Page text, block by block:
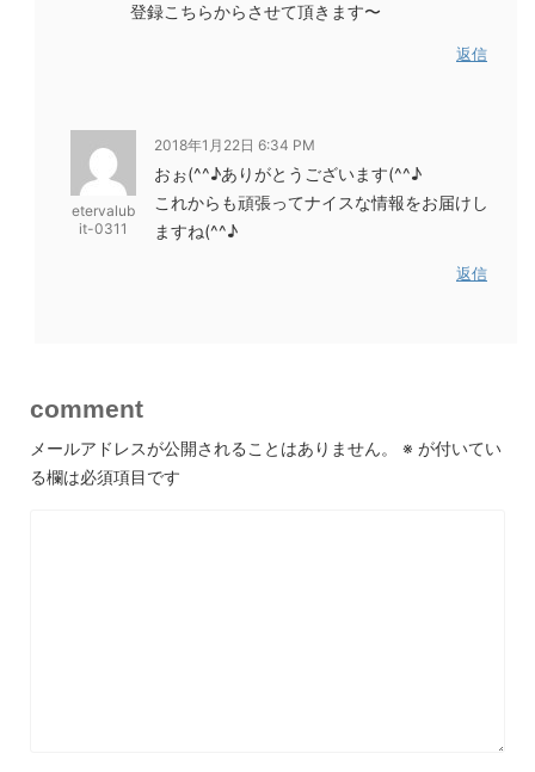
登録こちらからさせて頂きます〜
返信
etervalub
it-0311
2018年1月22日 6:34 PM
おぉ(^^♪ありがとうございます(^^♪
これからも頑張ってナイスな情報をお届けし
ますね(^^♪
返信
comment
メールアドレスが公開されることはありません。 ※ が付いてい
る欄は必須項目です